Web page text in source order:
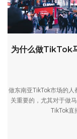
为什么做TikTok
做东南亚TikTok市场的
关重要的，尤其对于做
TikTok直